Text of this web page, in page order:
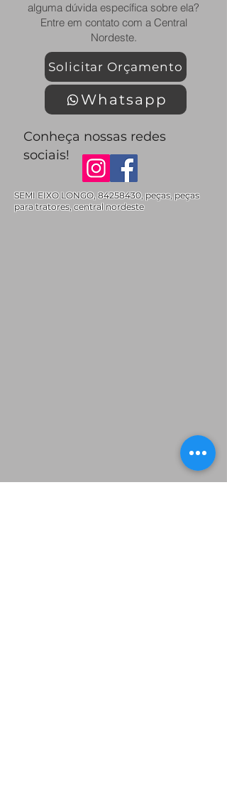
alguma dúvida específica sobre ela?
Entre em contato com a Central
Nordeste.
Solicitar Orçamento
Whatsapp
Conheça nossas redes
sociais!
SEMI EIXO LONGO,84258430, peças, peças
para tratores, central nordeste